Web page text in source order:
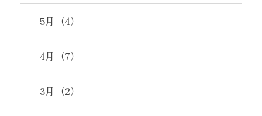
5月（4）
4月（7）
3月（2）